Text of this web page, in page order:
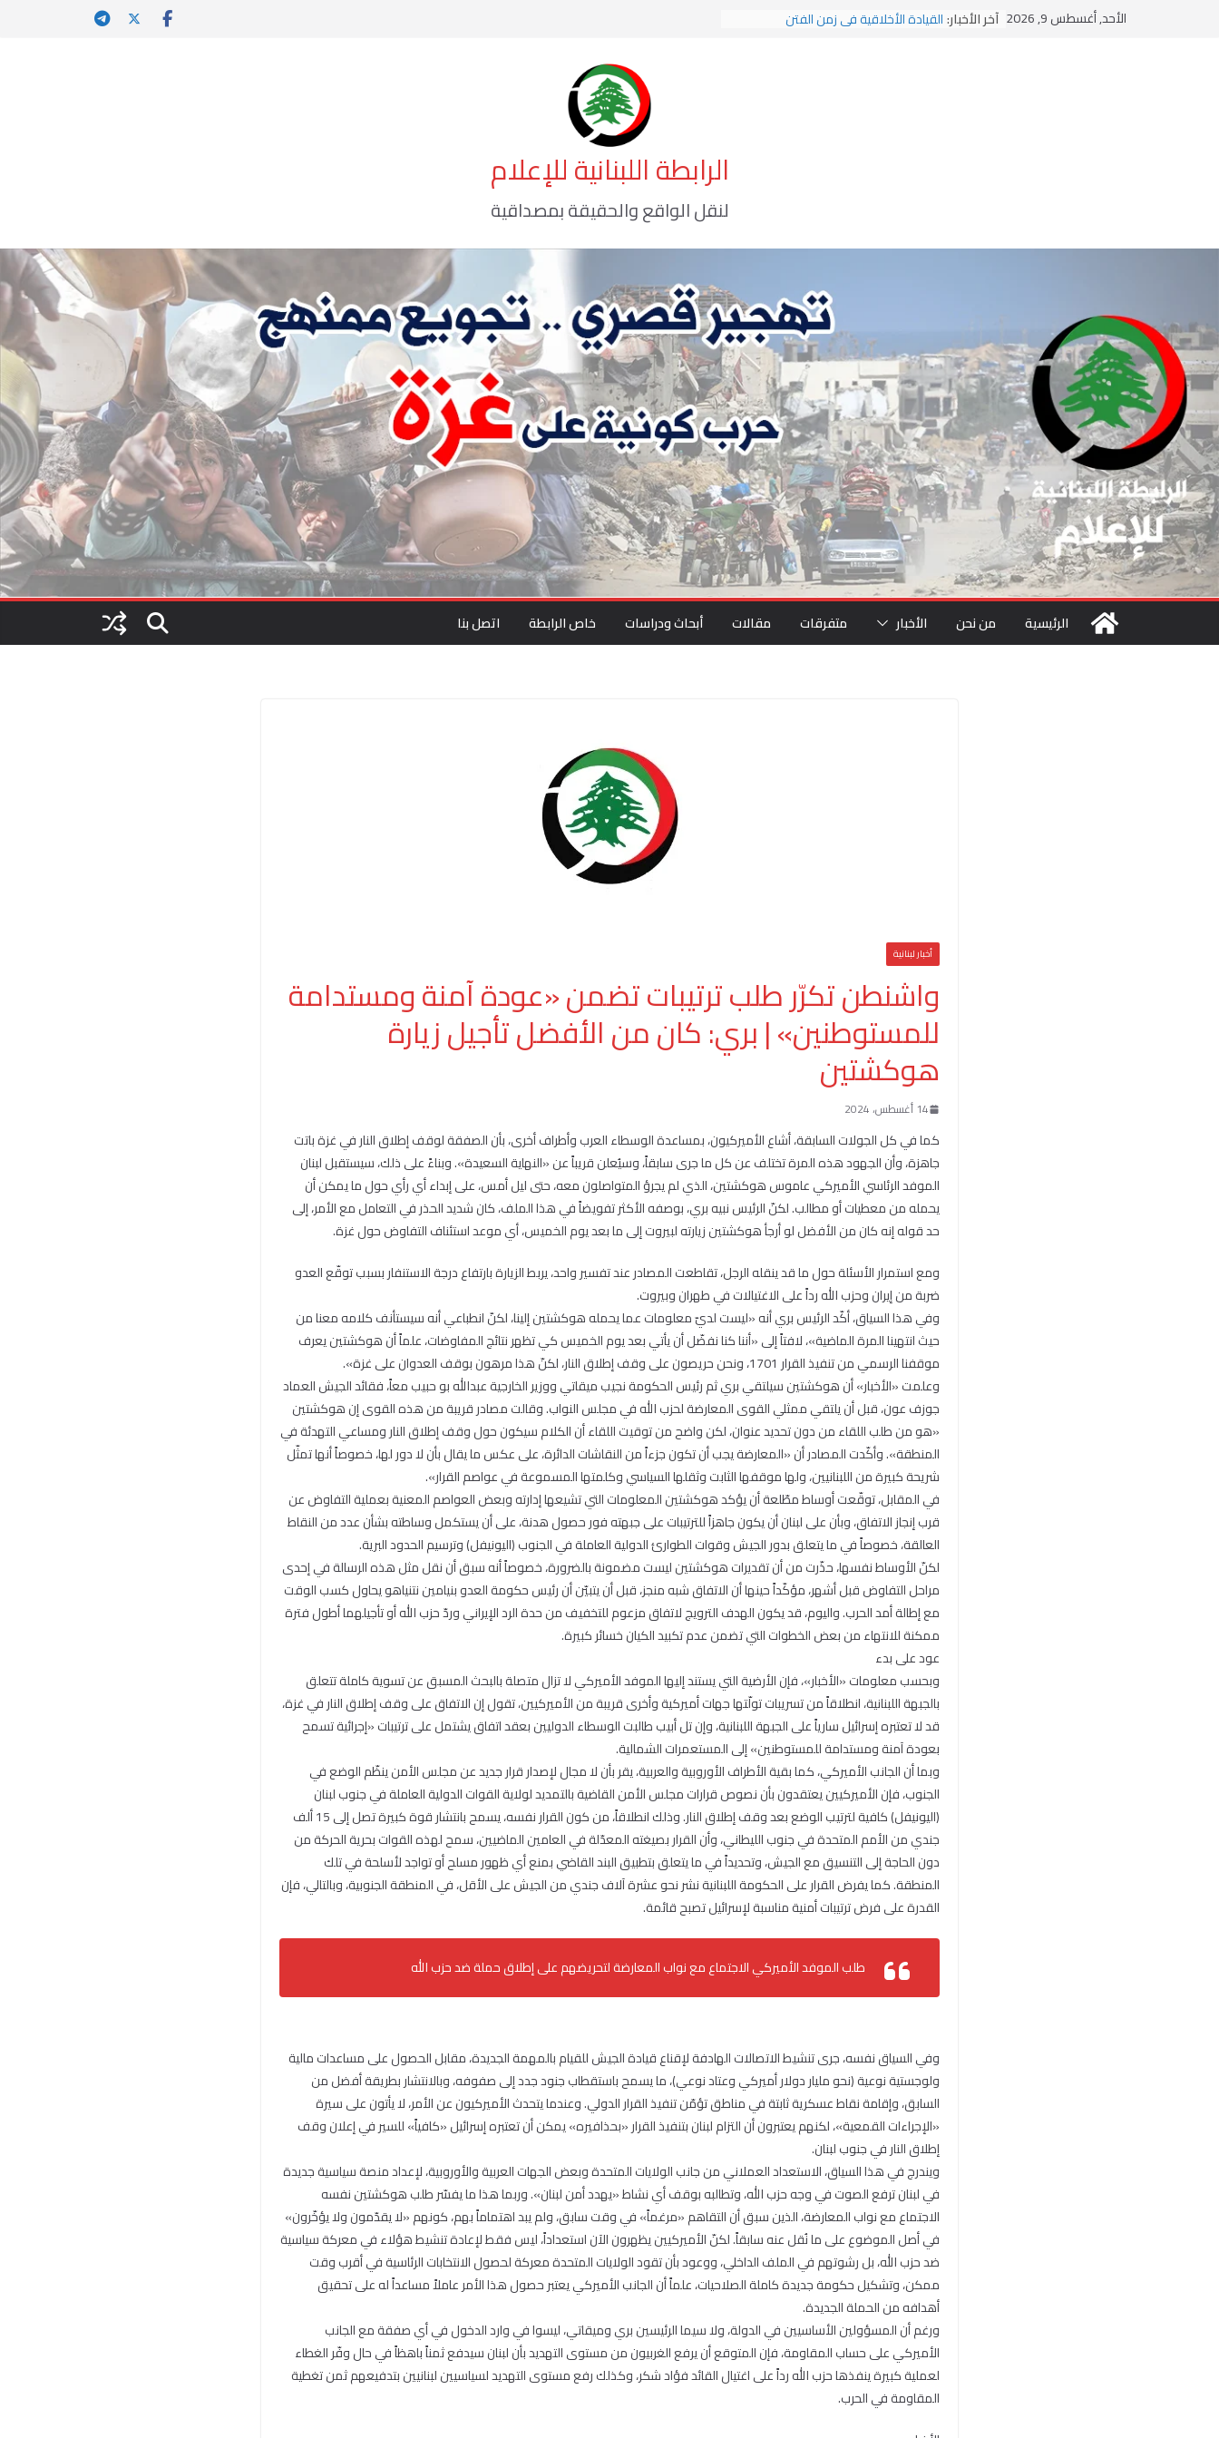
الأحد, أغسطس 9, 2026 آخر الأخبار:القيادة الأخلاقية في زمن الفتن
الرابطة اللبنانية للإعلام
لنقل الواقع والحقيقة بمصداقية
الرئيسية من نحن الأخبار متفرقات مقالات أبحاث ودراسات خاص الرابطة اتصل بنا
أخبار لبنانية
واشنطن تكرّر طلب ترتيبات تضمن «عودة آمنة ومستدامة
للمستوطنين» | بري: كان من الأفضل تأجيل زيارة
هوكشتين
14 أغسطس، 2024
كما في كل الجولات السابقة، أشاع الأميركيون، بمساعدة الوسطاء العرب وأطراف أخرى، بأن الصفقة لوقف إطلاق النار في غزة باتت
جاهزة، وأن الجهود هذه المرة تختلف عن كل ما جرى سابقاً، وسيُعلن قريباً عن «النهاية السعيدة». وبناءً على ذلك، سيستقبل لبنان
الموفد الرئاسي الأميركي عاموس هوكشتين، الذي لم يجرؤ المتواصلون معه، حتى ليل أمس، على إبداء أي رأي حول ما يمكن أن
يحمله من معطيات أو مطالب. لكنّ الرئيس نبيه بري، بوصفه الأكثر تفويضاً في هذا الملف، كان شديد الحذر في التعامل مع الأمر، إلى
حد قوله إنه كان من الأفضل لو أرجأ هوكشتين زيارته لبيروت إلى ما بعد يوم الخميس، أي موعد استئناف التفاوض حول غزة.
ومع استمرار الأسئلة حول ما قد ينقله الرجل، تقاطعت المصادر عند تفسير واحد، يربط الزيارة بارتفاع درجة الاستنفار بسبب توقّع العدو
ضربة من إيران وحزب الله رداً على الاغتيالات في طهران وبيروت.
وفي هذا السياق، أكّد الرئيس بري أنه «ليست لديّ معلومات عما يحمله هوكشتين إلينا، لكنّ انطباعي أنه سيستأنف كلامه معنا من
حيث انتهينا المرة الماضية»، لافتاً إلى «أننا كنا نفضّل أن يأتي بعد يوم الخميس كي تظهر نتائج المفاوضات، علماً أن هوكشتين يعرف
موقفنا الرسمي من تنفيذ القرار 1701، ونحن حريصون على وقف إطلاق النار، لكنّ هذا مرهون بوقف العدوان على غزة».
وعلمت «الأخبار» أن هوكشتين سيلتقي بري ثم رئيس الحكومة نجيب ميقاتي ووزير الخارجية عبدالله بو حبيب معاً، فقائد الجيش العماد
جوزف عون، قبل أن يلتقي ممثلي القوى المعارضة لحزب الله في مجلس النواب. وقالت مصادر قريبة من هذه القوى إن هوكشتين
«هو من طلب اللقاء من دون تحديد عنوان، لكن واضح من توقيت اللقاء أن الكلام سيكون حول وقف إطلاق النار ومساعي التهدئة في
المنطقة». وأكّدت المصادر أن «المعارضة يجب أن تكون جزءاً من النقاشات الدائرة، على عكس ما يقال بأن لا دور لها، خصوصاً أنها تمثّل
شريحة كبيرة من اللبنانيين، ولها موقفها الثابت وثقلها السياسي وكلمتها المسموعة في عواصم القرار».
في المقابل، توقّعت أوساط مطّلعة أن يؤكد هوكشتين المعلومات التي تشيعها إدارته وبعض العواصم المعنية بعملية التفاوض عن
قرب إنجاز الاتفاق، وبأن على لبنان أن يكون جاهزاً للترتيبات على جبهته فور حصول هدنة، على أن يستكمل وساطته بشأن عدد من النقاط
العالقة، خصوصاً في ما يتعلق بدور الجيش وقوات الطوارئ الدولية العاملة في الجنوب (اليونيفل) وترسيم الحدود البرية.
لكنّ الأوساط نفسها، حذّرت من أن تقديرات هوكشتين ليست مضمونة بالضرورة، خصوصاً أنه سبق أن نقل مثل هذه الرسالة في إحدى
مراحل التفاوض قبل أشهر، مؤكّداً حينها أن الاتفاق شبه منجز، قبل أن يتبيّن أن رئيس حكومة العدو بنيامين نتنياهو يحاول كسب الوقت
مع إطالة أمد الحرب. واليوم، قد يكون الهدف الترويج لاتفاق مزعوم للتخفيف من حدة الرد الإيراني وردّ حزب الله أو تأجيلهما أطول فترة
ممكنة للانتهاء من بعض الخطوات التي تضمن عدم تكبيد الكيان خسائر كبيرة.
عود على بدء
وبحسب معلومات «الأخبار»، فإن الأرضية التي يستند إليها الموفد الأميركي لا تزال متصلة بالبحث المسبق عن تسوية كاملة تتعلق
بالجبهة اللبنانية، انطلاقاً من تسريبات تولّتها جهات أميركية وأخرى قريبة من الأميركيين، تقول إن الاتفاق على وقف إطلاق النار في غزة،
قد لا تعتبره إسرائيل سارياً على الجبهة اللبنانية، وإن تل أبيب طالبت الوسطاء الدوليين بعقد اتفاق يشتمل على ترتيبات «إجرائية تسمح
بعودة آمنة ومستدامة للمستوطنين» إلى المستعمرات الشمالية.
وبما أن الجانب الأميركي، كما بقية الأطراف الأوروبية والعربية، يقر بأن لا مجال لإصدار قرار جديد عن مجلس الأمن ينظّم الوضع في
الجنوب، فإن الأميركيين يعتقدون بأن نصوص قرارات مجلس الأمن القاضية بالتمديد لولاية القوات الدولية العاملة في جنوب لبنان
(اليونيفل) كافية لترتيب الوضع بعد وقف إطلاق النار. وذلك انطلاقاً، من كون القرار نفسه، يسمح بانتشار قوة كبيرة تصل إلى 15 ألف
جندي من الأمم المتحدة في جنوب الليطاني، وأن القرار بصيغته المعدّلة في العامين الماضيين، سمح لهذه القوات بحرية الحركة من
دون الحاجة إلى التنسيق مع الجيش، وتحديداً في ما يتعلق بتطبيق البند القاضي بمنع أي ظهور مسلح أو تواجد لأسلحة في تلك
المنطقة. كما يفرض القرار على الحكومة اللبنانية نشر نحو عشرة آلاف جندي من الجيش على الأقل، في المنطقة الجنوبية، وبالتالي، فإن
القدرة على فرض ترتيبات أمنية مناسبة لإسرائيل تصبح قائمة.
طلب الموفد الأميركي الاجتماع مع نواب المعارضة لتحريضهم على إطلاق حملة ضد حزب الله
وفي السياق نفسه، جرى تنشيط الاتصالات الهادفة لإقناع قيادة الجيش للقيام بالمهمة الجديدة، مقابل الحصول على مساعدات مالية
ولوجستية نوعية (نحو مليار دولار أميركي وعتاد نوعي)، ما يسمح باستقطاب جنود جدد إلى صفوفه، وبالانتشار بطريقة أفضل من
السابق، وإقامة نقاط عسكرية ثابتة في مناطق تؤمّن تنفيذ القرار الدولي. وعندما يتحدث الأميركيون عن الأمر، لا يأتون على سيرة
«الإجراءات القمعية»، لكنهم يعتبرون أن التزام لبنان بتنفيذ القرار «بحذافيره» يمكن أن تعتبره إسرائيل «كافياً» للسير في إعلان وقف
إطلاق النار في جنوب لبنان.
ويندرج في هذا السياق، الاستعداد العملاني من جانب الولايات المتحدة وبعض الجهات العربية والأوروبية، لإعداد منصة سياسية جديدة
في لبنان ترفع الصوت في وجه حزب الله، وتطالبه بوقف أي نشاط «يهدد أمن لبنان». وربما هذا ما يفسّر طلب هوكشتين نفسه
الاجتماع مع نواب المعارضة، الذين سبق أن التقاهم «مرغماً» في وقت سابق، ولم يبد اهتماماً بهم، كونهم «لا يقدّمون ولا يؤخّرون»
في أصل الموضوع على ما نُقل عنه سابقاً. لكنّ الأميركيين يظهرون الآن استعداداً، ليس فقط لإعادة تنشيط هؤلاء في معركة سياسية
ضد حزب الله، بل رشوتهم في الملف الداخلي، ووعود بأن تقود الولايات المتحدة معركة لحصول الانتخابات الرئاسية في أقرب وقت
ممكن، وتشكيل حكومة جديدة كاملة الصلاحيات، علماً أن الجانب الأميركي يعتبر حصول هذا الأمر عاملاً مساعداً له على تحقيق
أهدافه من الحملة الجديدة.
ورغم أن المسؤولين الأساسيين في الدولة، ولا سيما الرئيسين بري وميقاتي، ليسوا في وارد الدخول في أي صفقة مع الجانب
الأميركي على حساب المقاومة، فإن المتوقع أن يرفع الغربيون من مستوى التهديد بأن لبنان سيدفع ثمناً باهظاً في حال وفّر الغطاء
لعملية كبيرة ينفذها حزب الله رداً على اغتيال القائد فؤاد شكر، وكذلك رفع مستوى التهديد لسياسيين لبنانيين بتدفيعهم ثمن تغطية
المقاومة في الحرب.